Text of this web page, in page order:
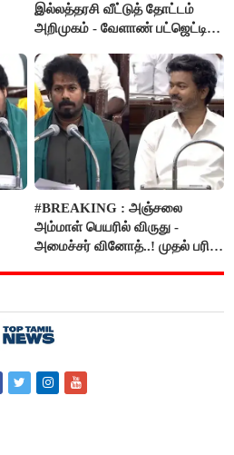
இல்லத்தரசி வீட்டுத் தோட்டம்
அறிமுகம் - வேளாண் பட்ஜெட்டில்
#BREAKING : அஞ்சலை
அம்மாள் பெயரில் விருது -
அமைச்சர் வினோத்..! முதல் பரிசு